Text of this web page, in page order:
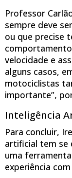
Professor
sempre deve
ou que precise
velocidade e
alguns casos,
motociclistas
importante”,
Inteligência
Para concluir,
artificial tem se
uma
experiência